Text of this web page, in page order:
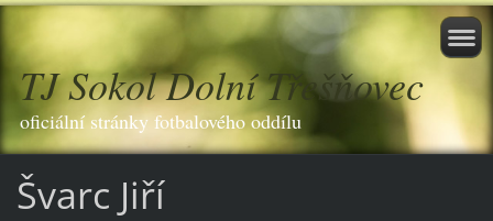
TJ Sokol Dolní Třešňovec
oficiální stránky fotbalového oddílu
Švarc Jiří